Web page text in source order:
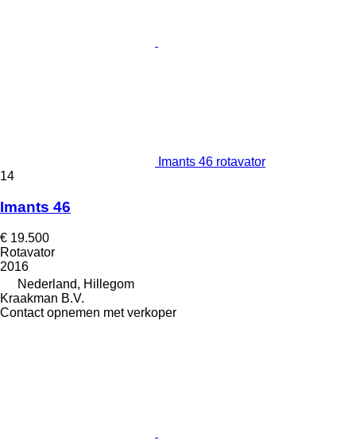
Imants 46 rotavator
14
Imants 46
€ 19.500
Rotavator
2016
Nederland, Hillegom
Kraakman B.V.
Contact opnemen met verkoper